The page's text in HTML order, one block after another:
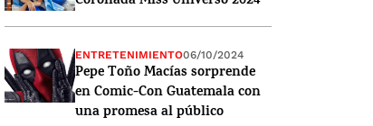
ENTRETENIMIENTO06/10/2024
Pepe Toño Macías sorprende
en Comic-Con Guatemala con
una promesa al público